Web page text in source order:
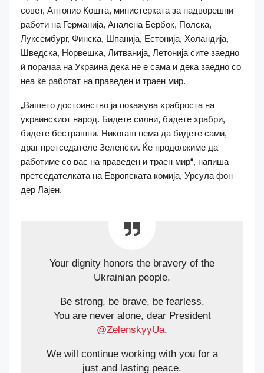
совет, Антонио Кошта, министерката за надворешни
работи на Германија, Аналена Бербок, Полска,
Луксембург, Финска, Шпанија, Естонија, Холандија,
Шведска, Норвешка, Литванија, Летонија сите заедно
ѝ порачаа на Украина дека не е сама и дека заедно со
неа ќе работат на праведен и траен мир.
„Вашето достоинство ја покажува храброста на
украинскиот народ. Бидете силни, бидете храбри,
бидете бестрашни. Никогаш нема да бидете сами,
драг претседателе Зеленски. Ќе продолжиме да
работиме со вас на праведен и траен мир“, напиша
претседателката на Европската комија, Урсула фон
дер Лајен.
Your dignity honors the bravery of the
Ukrainian people.
Be strong, be brave, be fearless.
You are never alone, dear President
@ZelenskyyUa.
We will continue working with you for a
just and lasting peace.